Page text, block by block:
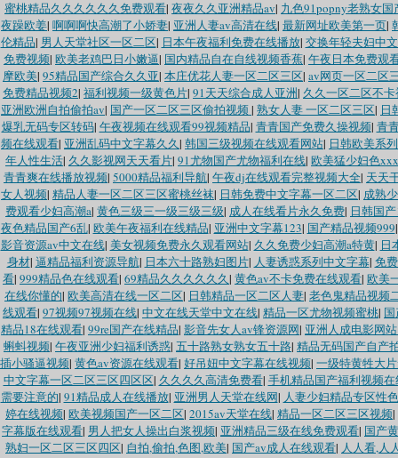
蜜桃精品久久久久久久免费观看| 夜夜久久亚洲精品av| 九色91popny老熟女国
夜躁欧姜| 啊啊啊快高潮了小娇妻| 亚洲人妻av高清在线| 最新网址欧美第一页|
伦精品| 男人天堂社区一区二区| 日本午夜福利免费在线播放| 交换年轻夫妇中
免费视频| 欧美老鸡巴日小嫩逼| 国内精品自在自线视频香蕉| 午夜日本免费观
摩欧美| 95精品国产综合久久亚| 本庄优花人妻一区二区三区| av网页一区二区
免费精品视频2| 福利视频一级黄色片| 91天天综合成人亚洲| 久久一区二区不
亚洲欧洲自拍偷拍av| 国产一区二区三区偷拍视频| 熟女人妻 一区二区三区| 日
爆乳无码专区转码| 午夜视频在线观看99视频精品| 青青国产免费久操视频| 青
频在线观看| 亚洲乱码中文字幕久久| 韩国三级视频在线观看网站| 日韩欧美系
年人性生活| 久久影视网天天看片| 91尤物国产尤物福利在线| 欧美猛少妇色
青青爽在线播放视频| 5000精品福利导航| 午夜dj在线观看完整视频大全| 天天
女人视频| 精品人妻一区二区三区蜜桃丝袜| 日韩免费中文字幕一区二区| 成熟
费观看少妇高潮a| 黄色三级三一级三级三级| 成人在线看片永久免费| 日韩国
夜色精品国产6乱| 欧美午夜福利在线精品| 亚洲中文字幕123| 国产精品视频999
影音资源av中文在线| 美女视频免费永久观看网站| 久久免费少妇高潮a特黄| 日
身材| 逼精品福利资源导航| 日本六十路熟妇图片| 人妻诱惑系列中文字幕| 免
看| 999精品色在线观看| 69精品久久久久久久| 黄色av不卡免费在线观看| 欧美
在线你懂的| 欧美高清在线一区二区| 日韩精品一区二区人妻| 老色鬼精品视频
线观看| 97视频97视频在线| 中文在线天堂中文在线| 精品一区尤物视频蜜桃|
精品18在线观看| 99re国产在线精品| 影音先女人av锋资源网| 亚洲人成电影网
蝌蚪视频| 午夜亚洲少妇福利诱惑| 五十路熟女熟女五十路| 精品无码国产自产
插小骚逼视频| 黄色av资源在线观看| 好吊妞中文字幕在线视频| 一级特黄牲大
中文字幕一区二区三区四区区| 久久久久高清免费看| 手机精品国产福利视频在
需要注意的| 91精品成人在线播放| 亚洲男人天堂在线网| 人妻少妇精品专区性
婷在线视频| 欧美视频国产一区二区| 2015av天堂在线| 精品一区二区三区视频|
字幕版在线观看| 男人把女人操出白浆视频| 亚洲精品三级在线免费观看| 国产
熟妇一区二区三区四区| 自拍,偷拍,色图,欧美| 国产av成人在线观看| 人人看,人